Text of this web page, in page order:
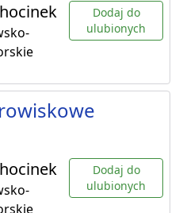
Dodaj do
ulubionych
Dodaj do
ulubionych